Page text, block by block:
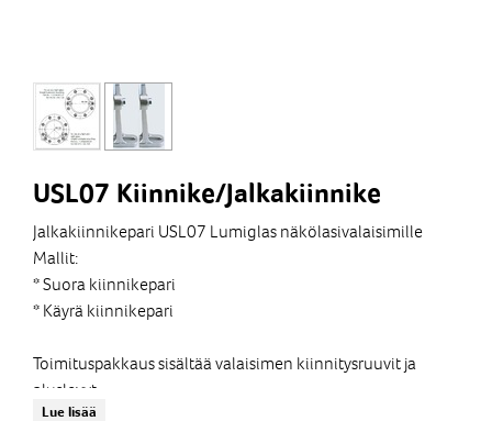
USL07 Kiinnike/Jalkakiinnike
Jalkakiinnikepari USL07 Lumiglas näkölasivalaisimille
Mallit:
* Suora kiinnikepari
* Käyrä kiinnikepari
Toimituspakkaus sisältää valaisimen kiinnitysruuvit ja
aluslevyt.
Lue lisää